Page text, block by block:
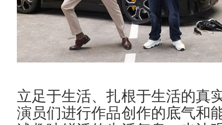
立足于生活、扎根于生活的真
演员们进行作品创作的底气和